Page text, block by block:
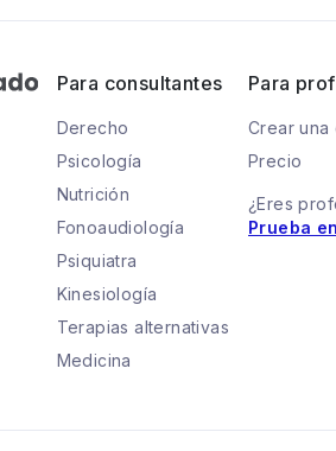
Para consultantes
Derecho
Psicología
Nutrición
Fonoaudiología
Psiquiatra
Kinesiología
Terapias alternativas
Medicina
Para
Crear una
Precio
¿Eres
Prueba